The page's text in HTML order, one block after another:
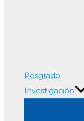
Posgrado
Investigación